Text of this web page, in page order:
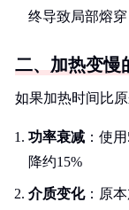
终导致局部熔穿
二、加热变慢
如果加热时间比
功率衰减 ：使
降约15%
介质变化：原